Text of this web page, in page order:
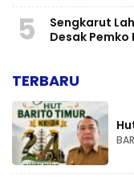
5
Sengkarut
Desak
TERBARU